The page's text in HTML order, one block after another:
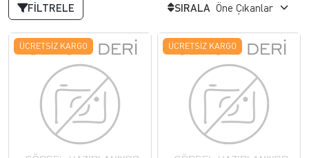
FILTRELE SIRALA
ÜCRETSIZ KARGO ÜCRETSIZ KARGO